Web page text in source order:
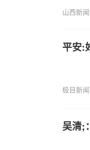
山西新
平安:
极目新闻
吴清;